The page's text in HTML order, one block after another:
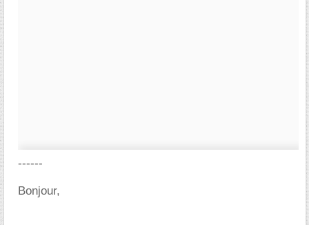
------
Bonjour,